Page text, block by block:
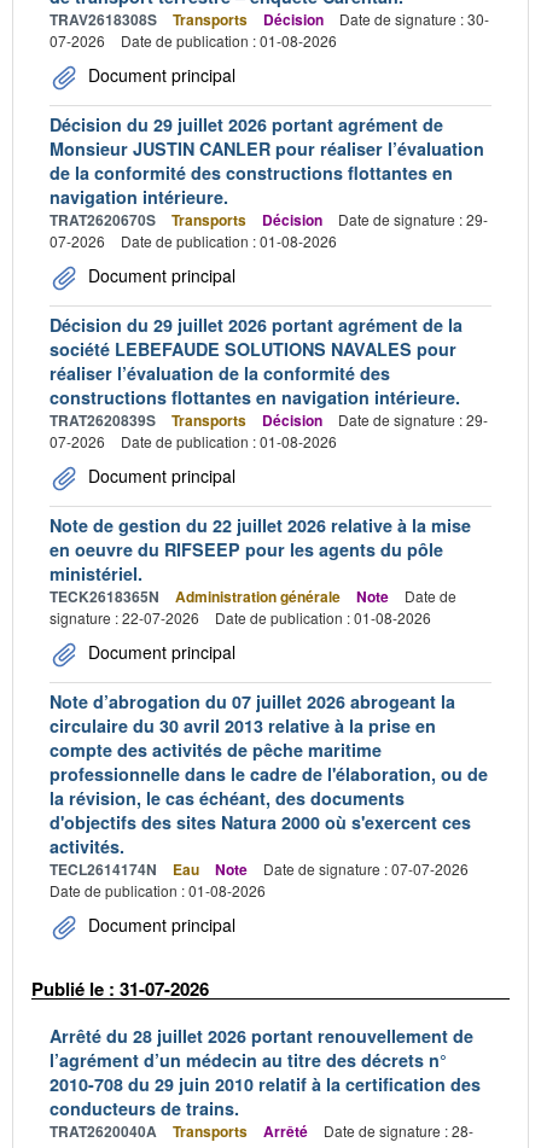
TRAV2618308S Transports Décision
Date de signature : 30-
07-2026
Date de publication : 01-08-2026
Document principal
Décision du 29 juillet 2026 portant agrément de
Monsieur JUSTIN CANLER pour réaliser l’évaluation
de la conformité des constructions flottantes en
navigation intérieure.
TRAT2620670S Transports Décision
Date de signature : 29-
07-2026
Date de publication : 01-08-2026
Document principal
Décision du 29 juillet 2026 portant agrément de la
société LEBEFAUDE SOLUTIONS NAVALES pour
réaliser l’évaluation de la conformité des
constructions flottantes en navigation intérieure.
TRAT2620839S Transports Décision
Date de signature : 29-
07-2026
Date de publication : 01-08-2026
Document principal
Note de gestion du 22 juillet 2026 relative à la mise
en oeuvre du RIFSEEP pour les agents du pôle
ministériel.
TECK2618365N Administration générale Note
Date de
signature : 22-07-2026
Date de publication : 01-08-2026
Document principal
Note d’abrogation du 07 juillet 2026 abrogeant la
circulaire du 30 avril 2013 relative à la prise en
compte des activités de pêche maritime
professionnelle dans le cadre de l'élaboration, ou de
la révision, le cas échéant, des documents
d'objectifs des sites Natura 2000 où s'exercent ces
activités.
TECL2614174N Eau Note
Date de signature : 07-07-2026
Date de publication : 01-08-2026
Document principal
Publié le : 31-07-2026
Arrêté du 28 juillet 2026 portant renouvellement de
l’agrément d’un médecin au titre des décrets n°
2010-708 du 29 juin 2010 relatif à la certification des
conducteurs de trains.
TRAT2620040A Transports Arrêté
Date de signature : 28-